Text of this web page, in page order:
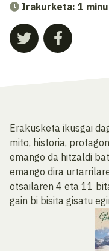
Irakurketa: 1
Erakusketa ikusgai
mito, historia,
emango da hitzaldi
emango dira
otsailaren 4 eta 11
gain bi bisita gisatu